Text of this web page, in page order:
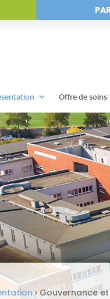
Offre de soins
›Gouvernance